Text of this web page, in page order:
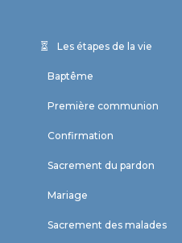
Les étapes de la vie
Baptême
Première communion
Confirmation
Sacrement du pardon
Mariage
Sacrement des malades